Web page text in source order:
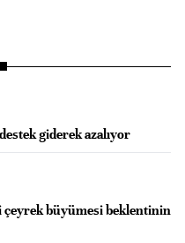
giderek azalıyor
çeyrek büyümesi beklentinin